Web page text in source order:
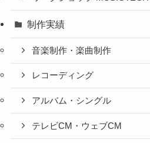
制作実績
音楽制作・楽曲制作
レコーディング
アルバム・シングル
テレビCM・ウェブCM